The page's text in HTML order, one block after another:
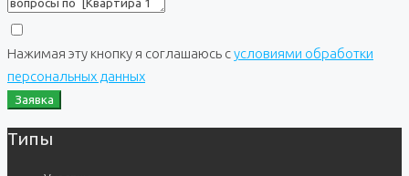
Нажимая эту кнопку я соглашаюсь сусловиями обработки
персональных данных
Заявка
Типы